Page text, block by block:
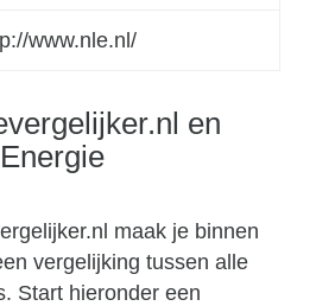
www.nle.nl/
en
maak je binnen
vergelijking tussen alle
Start hieronder een